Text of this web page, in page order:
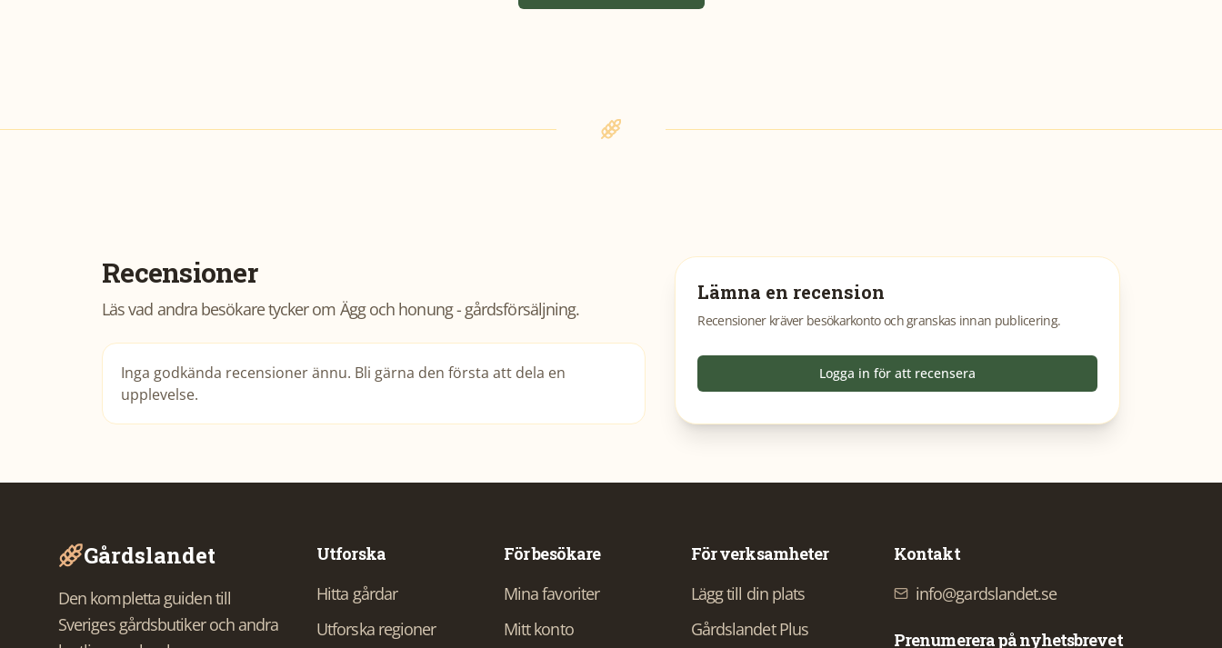
Recensioner
Läs vad andra besökare tycker om Ägg och honung - gårdsförsäljning.
Inga godkända recensioner ännu. Bli gärna den första att dela en
upplevelse.
Lämna en recension
Recensioner kräver besökarkonto och granskas innan publicering.
Logga in för att recensera
Gårdslandet
Den kompletta guiden till
Sveriges gårdsbutiker och andra
Utforska
Hitta gårdar
Utforska regioner
För besökare
Mina favoriter
Mitt konto
För verksamheter
Lägg till din plats
Gårdslandet Plus
Kontakt
info@gardslandet.se
Prenumerera på nyhetsbrevet